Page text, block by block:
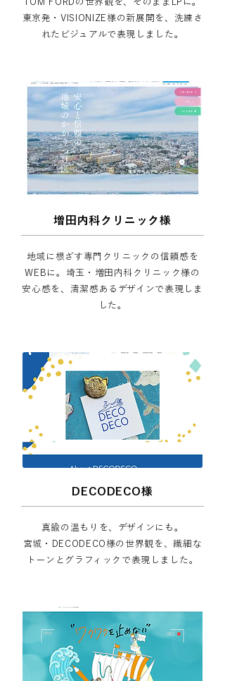
TOM FORDの世界観を、そのままLPに。
東京発・VISIONIZE様の新展開を、洗練さ
れたビジュアルで表現しました。
増田内科クリニック様
地域に根ざす専門クリニックの信頼感を
WEBに。埼玉・増田内科クリニック様の
安心感を、清潔感あるデザインで表現しま
した。
DECODECO様
真鍮の温もりを、デザインにも。
宮城・DECODECO様の世界観を、繊細な
トーンとグラフィックで表現しました。